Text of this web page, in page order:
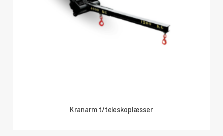
Kranarm t/teleskoplæsser